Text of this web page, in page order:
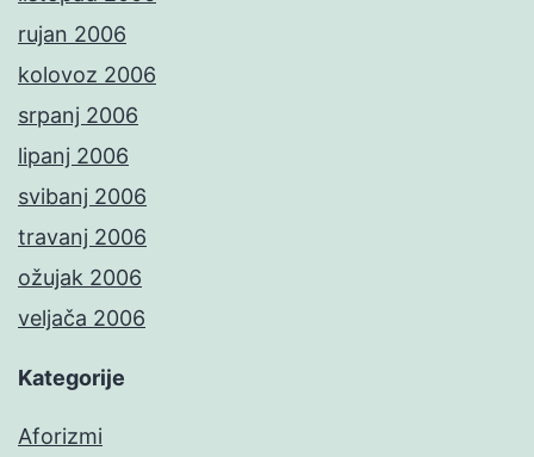
rujan 2006
kolovoz 2006
srpanj 2006
lipanj 2006
svibanj 2006
travanj 2006
ožujak 2006
veljača 2006
Kategorije
Aforizmi